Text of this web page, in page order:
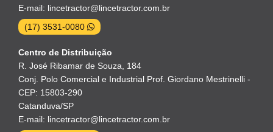
E-mail: lincetractor@lincetractor.com.br
(17) 3531-0080
Centro de Distribuição
R. José Ribamar de Souza, 184
Conj. Polo Comercial e Industrial Prof. Giordano Mestrinelli -
CEP: 15803-290
Catanduva/SP
E-mail: lincetractor@lincetractor.com.br